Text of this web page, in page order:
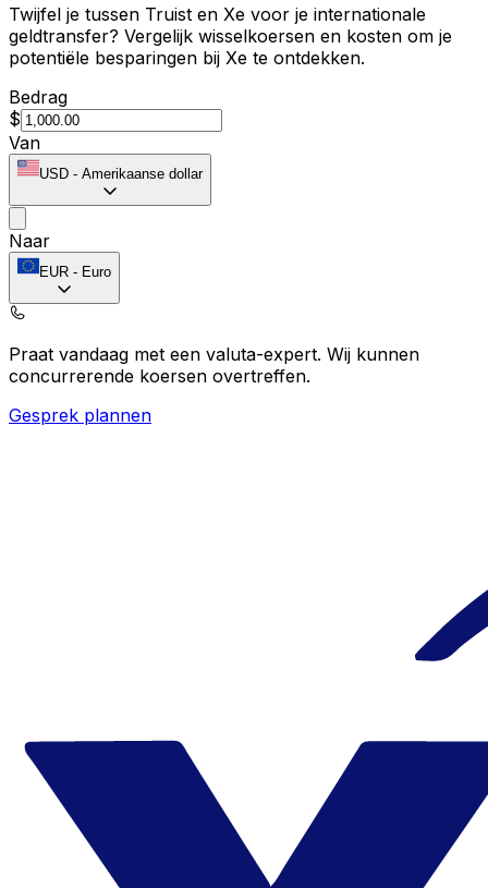
Twijfel je tussen Truist en Xe voor je internationale
geldtransfer? Vergelijk wisselkoersen en kosten om je
potentiële besparingen bij Xe te ontdekken.
Bedrag
$
Van
USD - Amerikaanse dollar
Naar
EUR - Euro
Praat vandaag met een valuta-expert. Wij kunnen
concurrerende koersen overtreffen.
Gesprek plannen